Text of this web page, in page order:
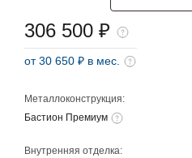
Металлоконструкция:
Бастион Премиум
Внутренняя отделка:
306 500 ₽
от 30 650 ₽ в мес.